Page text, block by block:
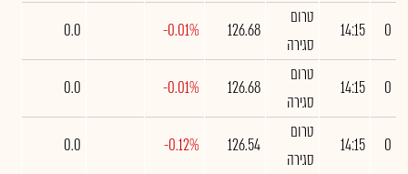
0
14:15
טרום
סגירה
126.68
-0.01%
0.0
0
14:15
טרום
סגירה
126.68
-0.01%
0.0
0
14:15
טרום
סגירה
126.54
-0.12%
0.0